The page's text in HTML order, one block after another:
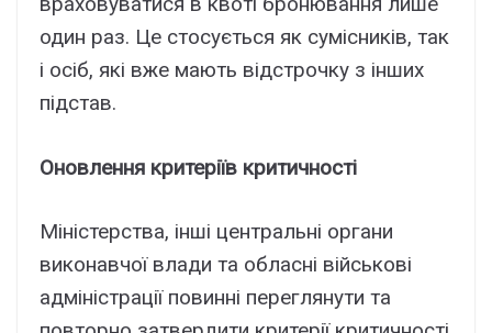
один раз. Це стосується як сумісників, так
і осіб, які вже мають відстрочку з інших
підстав.
Оновлення критеріїв критичності
Міністерства, інші центральні органи
виконавчої влади та обласні військові
адміністрації повинні переглянути та